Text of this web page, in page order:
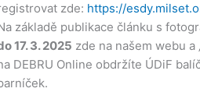
zde: https://
základě publikace článku s
17. 3. 2025 zde na našem webu
DEBRU Online obdržíte ÚDiF